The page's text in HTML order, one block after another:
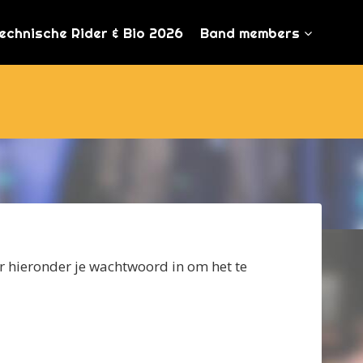
Rider & Bio 2026 Band members
hieronder je wachtwoord in om het te